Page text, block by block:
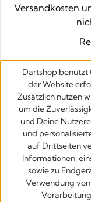
Versandkosten
Dartshop benutzt
der Website
Zusätzlich nutzen
um die
und Deine
und
auf Drittseiten
Informationen,
sowie zu
Verwendung